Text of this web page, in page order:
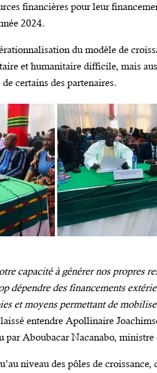
financières pour leur
2024.
du modèle de
et humanitaire difficile, mais
certains des partenaires.
capacité à générer nos propres
dépendre des financements
et moyens permettant de
laissé entendre Apollinaire
Aboubacar Nacanabo, ministre
niveau des pôles de